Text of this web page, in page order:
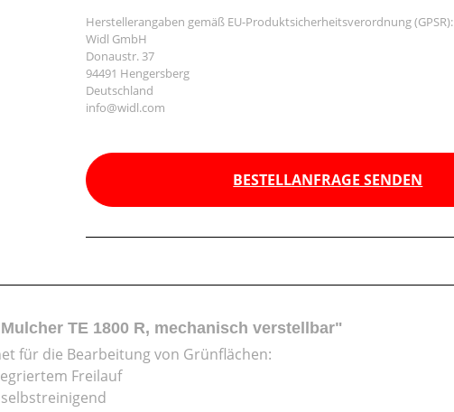
Herstellerangaben gemäß EU-Produktsicherheitsverordnung (GPSR):
Widl GmbH
Donaustr. 37
94491 Hengersberg
Deutschland
info@widl.com
BESTELLANFRAGE SENDEN
TE 1800 R, mechanisch verstellbar"
für die Bearbeitung von Grünflächen:
Freilauf